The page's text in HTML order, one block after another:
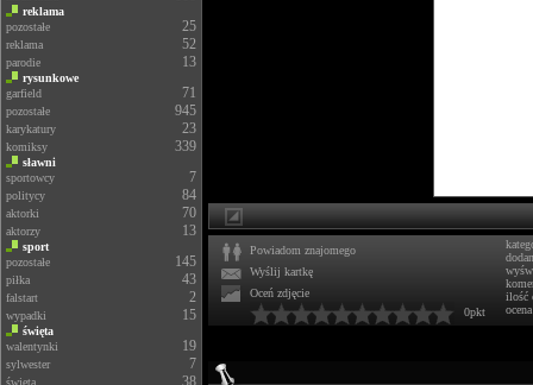
reklama
pozostałe
25
reklama 52
parodie 13
rysunkowe
garfield
71
pozostałe 945
karykatury 23
komiksy 339
sławni
sportowcy
7
politycy 84
aktorki 70
aktorzy 13
sport
pozostałe
145
piłka 43
falstart 2
wypadki 15
święta
walentynki
19
sylwester 7
święta 38
Powiadom znajomego
Wyślij kartkę
Oceń zdjęcie
0pkt
ilość
ocena